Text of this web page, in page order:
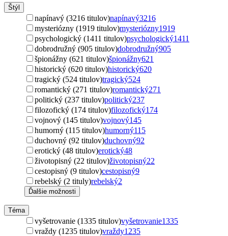
Štýl
napínavý (3216 titulov)napínavý3216
mysteriózny (1919 titulov)mysteriózny1919
psychologický (1411 titulov)psychologický1411
dobrodružný (905 titulov)dobrodružný905
špionážny (621 titulov)špionážny621
historický (620 titulov)historický620
tragický (524 titulov)tragický524
romantický (271 titulov)romantický271
politický (237 titulov)politický237
filozofický (174 titulov)filozofický174
vojnový (145 titulov)vojnový145
humorný (115 titulov)humorný115
duchovný (92 titulov)duchovný92
erotický (48 titulov)erotický48
životopisný (22 titulov)životopisný22
cestopisný (9 titulov)cestopisný9
rebelský (2 tituly)rebelský2
Ďalšie možnosti
Téma
vyšetrovanie (1335 titulov)vyšetrovanie1335
vraždy (1235 titulov)vraždy1235